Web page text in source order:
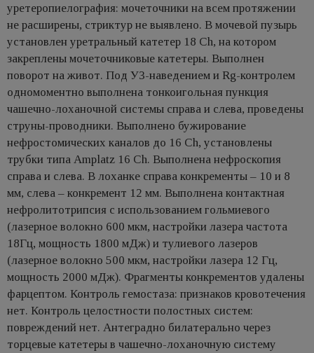
уретеропиелография: мочеточники на всем протяжении
не расширены, стриктур не выявлено. В мочевой пузырь
установлен уретральный катетер 18 Ch, на котором
закреплены мочеточниковые катетеры. Выполнен
поворот на живот. Под УЗ-наведением и Rg-контролем
одномоментно выполнена тонкоигольная пункция
чашечно-лоханочной системы справа и слева, проведены
струны-проводники. Выполнено бужирование
нефростомических каналов до 16 Ch, установлены
трубки типа Amplatz 16 Ch. Выполнена нефроскопия
справа и слева. В лоханке справа конкременты – 10 и 8
мм, слева – конкремент 12 мм. Выполнена контактная
нефролитотрипсия с использованием гольмиевого
(лазерное волокно 600 мкм, настройки лазера частота
18Гц, мощность 1800 мДж) и тулиевого лазеров
(лазерное волокно 500 мкм, настройки лазера 12 Гц,
мощность 2000 мДж). Фрагменты конкрементов удалены
фарцептом. Контроль гемостаза: признаков кровотечения
нет. Контроль целостности полостных систем:
повреждений нет. Антеградно билатерально через
торцевые катетеры в чашечно-лоханочную систему